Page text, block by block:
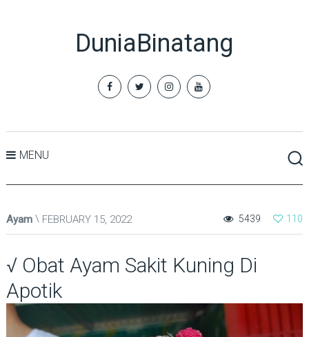
DuniaBinatang
MENU
Ayam FEBRUARY 15, 2022 110
5439
√ Obat Ayam Sakit Kuning Di
Apotik